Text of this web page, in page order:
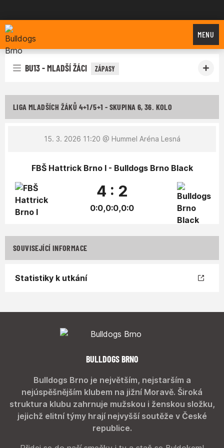
Bulldogs Brno
MENU
BU13 - MLADŠÍ ŽÁCI ZÁPASY
LIGA MLADŠÍCH ŽÁKŮ 4+1/5+1 - SKUPINA 6, 36. KOLO
15. 3. 2026 11:20 @ Hummel Aréna Lesná
FBŠ Hattrick Brno I - Bulldogs Brno Black
4 : 2
0:0,0:0,0:0
SOUVISEJÍCÍ INFORMACE
Statistiky k utkání
BULLDOGS BRNO
Bulldogs Brno je největším, nejstarším a
nejúspěšnějším klubem na jižní Moravě. Široká
struktura klubu zahrnuje mužskou i ženskou složku,
jejichž elitní týmy hrají nejvyšší soutěže v České
republice.